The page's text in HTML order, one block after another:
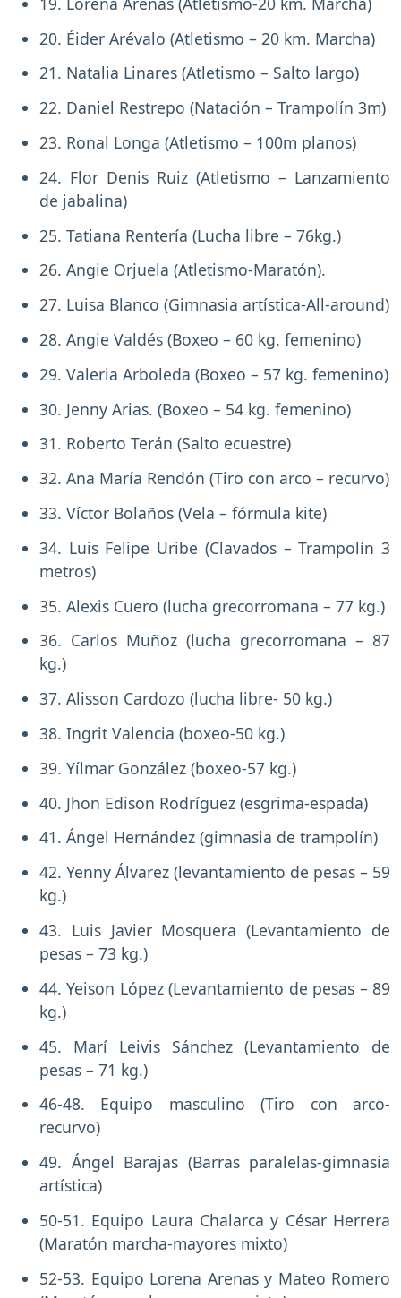
20. Éider Arévalo (Atletismo – 20 km. Marcha)
21. Natalia Linares (Atletismo – Salto largo)
22. Daniel Restrepo (Natación – Trampolín 3m)
23. Ronal Longa (Atletismo – 100m planos)
24. Flor Denis Ruiz (Atletismo – Lanzamiento
de jabalina)
25. Tatiana Rentería (Lucha libre – 76kg.)
26. Angie Orjuela (Atletismo-Maratón).
27. Luisa Blanco (Gimnasia artística-All-around)
28. Angie Valdés (Boxeo – 60 kg. femenino)
29. Valeria Arboleda (Boxeo – 57 kg. femenino)
30. Jenny Arias. (Boxeo – 54 kg. femenino)
31. Roberto Terán (Salto ecuestre)
32. Ana María Rendón (Tiro con arco – recurvo)
33. Víctor Bolaños (Vela – fórmula kite)
34. Luis Felipe Uribe (Clavados – Trampolín 3
metros)
35. Alexis Cuero (lucha grecorromana – 77 kg.)
36. Carlos Muñoz (lucha grecorromana – 87
kg.)
37. Alisson Cardozo (lucha libre- 50 kg.)
38. Ingrit Valencia (boxeo-50 kg.)
39. Yílmar González (boxeo-57 kg.)
40. Jhon Edison Rodríguez (esgrima-espada)
41. Ángel Hernández (gimnasia de trampolín)
42. Yenny Álvarez (levantamiento de pesas – 59
kg.)
43. Luis Javier Mosquera (Levantamiento de
pesas – 73 kg.)
44. Yeison López (Levantamiento de pesas – 89
kg.)
45. Marí Leivis Sánchez (Levantamiento de
pesas – 71 kg.)
46-48. Equipo masculino (Tiro con arco-
recurvo)
49. Ángel Barajas (Barras paralelas-gimnasia
artística)
50-51. Equipo Laura Chalarca y César Herrera
(Maratón marcha-mayores mixto)
52-53. Equipo Lorena Arenas y Mateo Romero